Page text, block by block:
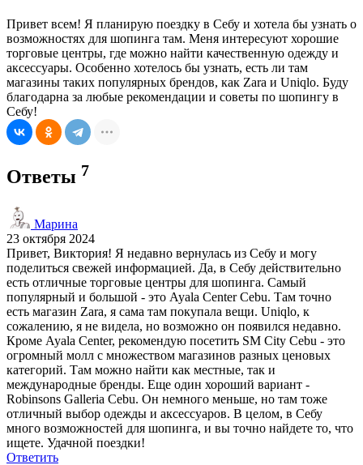
Привет всем! Я планирую поездку в Себу и хотела бы узнать о
возможностях для шопинга там. Меня интересуют хорошие
торговые центры, где можно найти качественную одежду и
аксессуары. Особенно хотелось бы узнать, есть ли там
магазины таких популярных брендов, как Zara и Uniqlo. Буду
благодарна за любые рекомендации и советы по шопингу в
Себу!
Ответы 7
Марина
23 октября 2024
Привет, Виктория! Я недавно вернулась из Себу и могу
поделиться свежей информацией. Да, в Себу действительно
есть отличные торговые центры для шопинга. Самый
популярный и большой - это Ayala Center Cebu. Там точно
есть магазин Zara, я сама там покупала вещи. Uniqlo, к
сожалению, я не видела, но возможно он появился недавно.
Кроме Ayala Center, рекомендую посетить SM City Cebu - это
огромный молл с множеством магазинов разных ценовых
категорий. Там можно найти как местные, так и
международные бренды. Еще один хороший вариант -
Robinsons Galleria Cebu. Он немного меньше, но там тоже
отличный выбор одежды и аксессуаров. В целом, в Себу
много возможностей для шопинга, и вы точно найдете то, что
ищете. Удачной поездки!
Ответить